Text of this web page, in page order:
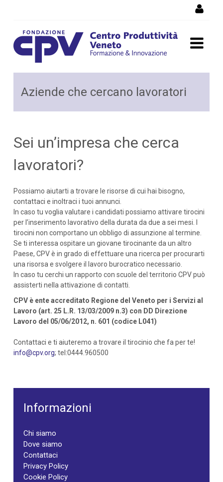
Aziende che cercano
lavoratori
Aziende che cercano lavoratori
Sei un’impresa che cerca
lavoratori?
Possiamo aiutarti a trovare le risorse di cui hai bisogno,
contattaci e inoltraci i tuoi annunci.
In caso tu voglia valutare i candidati possiamo attivare tirocini
per l’inserimento lavorativo della durata da due a sei mesi. I
tirocini non comportano un obbligo di assunzione al termine.
Se ti interessa ospitare un giovane tirocinante da un altro
Paese, CPV è in grado di effettuare una ricerca per procurarti
una risorsa e svolgere il lavoro burocratico necessario.
In caso tu cerchi un rapporto con scuole del territorio CPV può
assisterti nella attivazione di contatti.
CPV è ente accreditato Regione del Veneto per i Servizi al
Lavoro (art. 25 L.R. 13/03/2009 n.3) con DD Direzione
Lavoro del 05/06/2012, n. 601 (codice L041)
Contattaci e ti aiuteremo a trovare il tirocinio che fa per te!
info@cpv.org; tel:0444.960500
Informazioni
Chi siamo
Dove siamo
Contattaci
Privacy Policy
Cookie Policy